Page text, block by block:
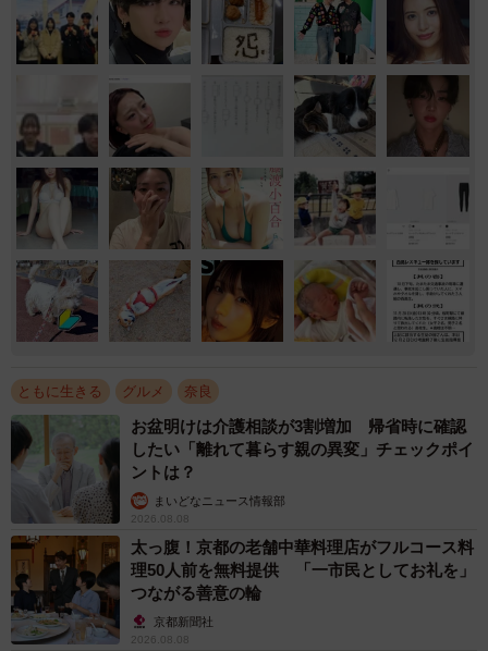
ともに生きる グルメ 奈良
お盆明けは介護相談が3割増加 帰省時に確認
したい「離れて暮らす親の異変」チェックポイ
ントは？
まいどなニュース情報部
2026.08.08
太っ腹！京都の老舗中華料理店がフルコース料
理50人前を無料提供 「一市民としてお礼を」
つながる善意の輪
京都新聞社
2026.08.08